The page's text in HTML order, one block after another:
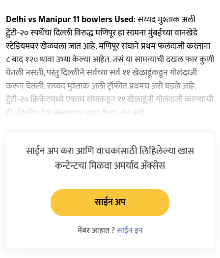
Delhi vs Manipur 11 bowlers Used: सय्यद मुश्ताक अली
ट्वेंटी-२० स्पर्धेचा दिल्ली विरुद्ध मणिपूर हा सामना मुंबईच्या वानखेडे
स्टेडियमवर खेळवला जात आहे. मणिपूर संघाने प्रथम फलंदाजी करताना
८ बाद १२० धावा उभ्या केल्या आहेत. तसं या सामन्याची दखल फार कुणी
घेतली नसती, परंतु दिल्लीने सर्वच्या सर्व ११ खेळाडूंकडून गोलंदाजी
करून घेतली. सय्यद मुश्ताक अली ट्रॉफीत प्रथमच असे घडले आहे.
ट्वेंटी-२० क्रिकेटमध्ये एकाच संघाकडून ११ खेळाडूंनी गोलंदाजी करण्याची
ही पहिलीच वेळ असल्याचा दावा केला जात आहे.
साईन अप करा आणि वाचकांसाठी लिहिलेल्या खास
कन्टेन्टचा मिळवा अमर्याद ॲक्सेस
साईन अप
मेंबर आहात ?साईन इन